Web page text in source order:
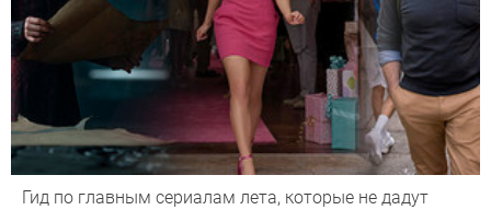
Гид по главным сериалам лета, которые не дадут